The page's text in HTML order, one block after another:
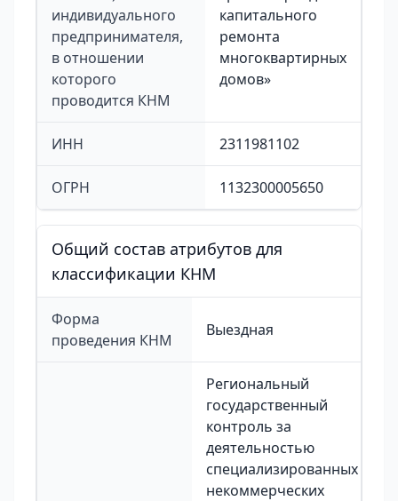
индивидуального
предпринимателя,
в отношении
которого
проводится КНМ
капитального
ремонта
многоквартирных
домов»
ИНН 2311981102
ОГРН 1132300005650
Общий состав атрибутов для
классификации КНМ
Форма
проведения КНМ
Выездная
Региональный
государственный
контроль за
деятельностью
специализированных
некоммерческих